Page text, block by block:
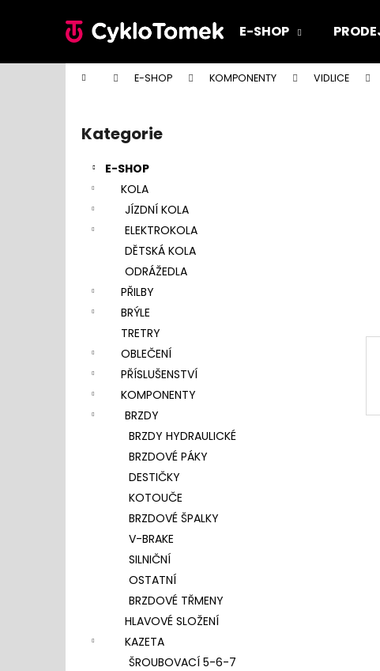
E-SHOP
Domů E-SHOP KOMPONENTY VIDLICE
Přeskočit
kategorie
Kategorie
E-SHOP
KOLA
JÍZDNÍ KOLA
ELEKTROKOLA
DĚTSKÁ KOLA
ODRÁŽEDLA
PŘILBY
BRÝLE
TRETRY
OBLEČENÍ
PŘÍSLUŠENSTVÍ
KOMPONENTY
BRZDY
BRZDY HYDRAULICKÉ
BRZDOVÉ PÁKY
DESTIČKY
KOTOUČE
BRZDOVÉ ŠPALKY
V-BRAKE
SILNIČNÍ
OSTATNÍ
BRZDOVÉ TŘMENY
HLAVOVÉ SLOŽENÍ
KAZETA
ŠROUBOVACÍ 5-6-7
í
Zpět
do
Zpět
do